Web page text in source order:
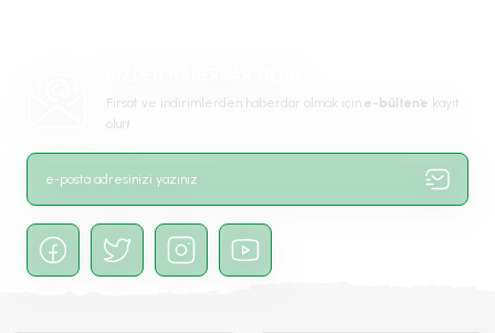
Gönder
Fırsat ve indirimlerden haberdar olmak için e-bülten’e kayıt
olun!